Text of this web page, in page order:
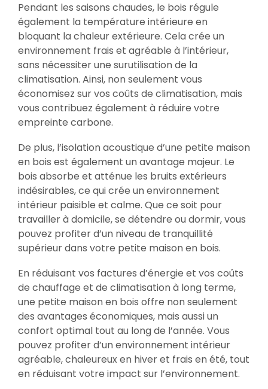
Pendant les saisons chaudes, le bois régule
également la température intérieure en
bloquant la chaleur extérieure. Cela crée un
environnement frais et agréable à l’intérieur,
sans nécessiter une surutilisation de la
climatisation. Ainsi, non seulement vous
économisez sur vos coûts de climatisation, mais
vous contribuez également à réduire votre
empreinte carbone.
De plus, l’isolation acoustique d’une petite maison
en bois est également un avantage majeur. Le
bois absorbe et atténue les bruits extérieurs
indésirables, ce qui crée un environnement
intérieur paisible et calme. Que ce soit pour
travailler à domicile, se détendre ou dormir, vous
pouvez profiter d’un niveau de tranquillité
supérieur dans votre petite maison en bois.
En réduisant vos factures d’énergie et vos coûts
de chauffage et de climatisation à long terme,
une petite maison en bois offre non seulement
des avantages économiques, mais aussi un
confort optimal tout au long de l’année. Vous
pouvez profiter d’un environnement intérieur
agréable, chaleureux en hiver et frais en été, tout
en réduisant votre impact sur l’environnement.